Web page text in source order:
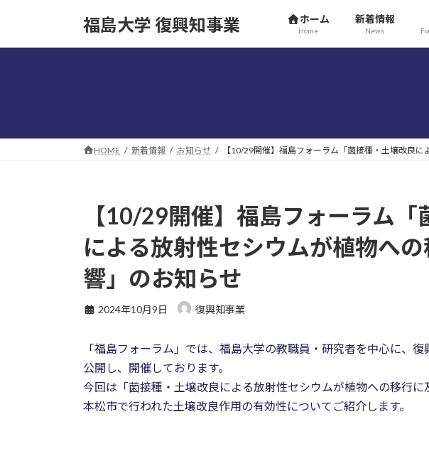
福島大学 復興知事業 ホーム
Home
新着情報
News
HOME 新着情報 お知らせ 【10/29開催】福島フォーラム「菌接種・土壌改良
【10/29開催】福島フォーラム
による放射性セシウムが植物へ
響」のお知らせ
2024年10月9日 復興知事業
「福島フォーラム」では、福島大学の教職員・研究者を中心に、
公開し、開催しております。
今回は「菌接種・土壌改良による放射性セシウムが植物への移行
本松市で行われた土壌改良作用の有効性についてご紹介します。